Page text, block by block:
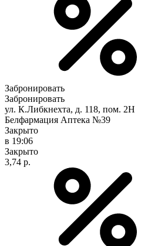
Забронировать
Забронировать
ул. К.Либкнехта, д. 118, пом. 2Н
Белфармация Аптека №39
Закрыто
в 19:06
Закрыто
3,74 р.